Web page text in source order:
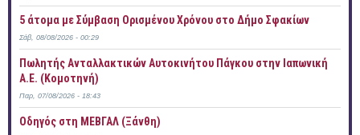
5 άτομα με Σύμβαση Ορισμένου Χρόνου στο Δήμο Σφακίων
Σάβ, 08/08/2026 - 00:29
Πωλητής Ανταλλακτικών Αυτοκινήτου Πάγκου στην Ιαπωνική
Α.Ε. (Κομοτηνή)
Παρ, 07/08/2026 - 18:43
Οδηγός στη ΜΕΒΓΑΛ (Ξάνθη)